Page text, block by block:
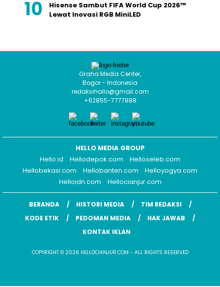
Hisense Sambut FIFA World Cup 2026™
Lewat Inovasi RGB MiniLED
Graha Media Center,
Bogor - Indonesia
redaksihallo@gmail.com
+62855-7777888
HELLO MEDIA GROUP
Hello.id
Hellodepok.com
Helloseleb.com
Hellobekasi.com
Hellobanten.com
Helloyogya.com
Helloidn.com
Hellocianjur.com
BERANDA HISTORI MEDIA
TIM REDAKSI
KODE ETIK
PEDOMAN MEDIA
HAK JAWAB
KONTAK IKLAN
COPYRIGHT © 2026 HELLOCIANJUR.COM - ALL RIGHTS RESERVED